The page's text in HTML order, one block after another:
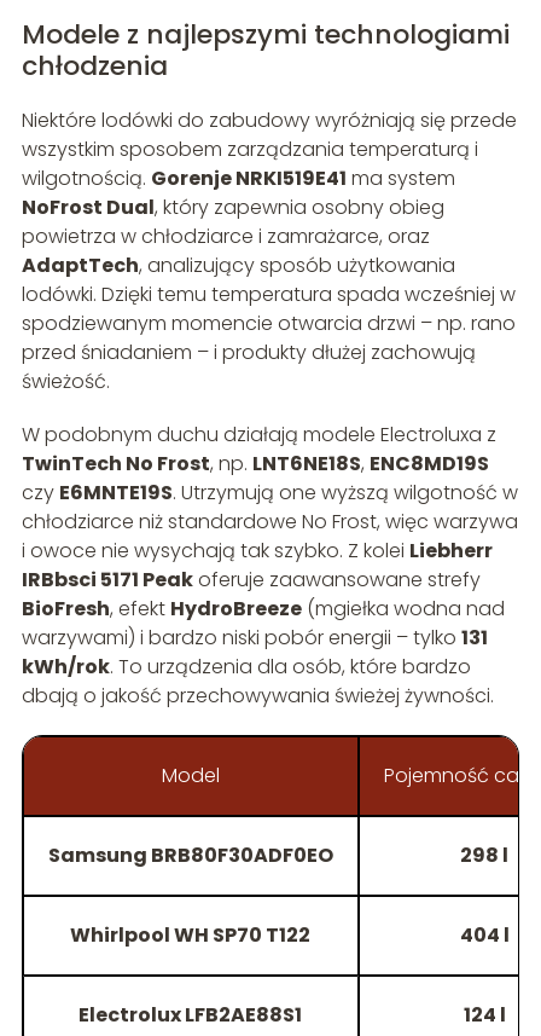
Modele z najlepszymi technologiami
chłodzenia
Niektóre lodówki do zabudowy wyróżniają się przede
wszystkim sposobem zarządzania temperaturą i
wilgotnością. Gorenje NRKI519E41 ma system
NoFrost Dual, który zapewnia osobny obieg
powietrza w chłodziarce i zamrażarce, oraz
AdaptTech, analizujący sposób użytkowania
lodówki. Dzięki temu temperatura spada wcześniej w
spodziewanym momencie otwarcia drzwi – np. rano
przed śniadaniem – i produkty dłużej zachowują
świeżość.
W podobnym duchu działają modele Electroluxa z
TwinTech No Frost, np. LNT6NE18S, ENC8MD19S
czy E6MNTE19S. Utrzymują one wyższą wilgotność w
chłodziarce niż standardowe No Frost, więc warzywa
i owoce nie wysychają tak szybko. Z kolei Liebherr
IRBbsci 5171 Peakoferuje zaawansowane strefy
BioFresh, efekt HydroBreeze(mgiełka wodna nad
warzywami) i bardzo niski pobór energii – tylko 131
kWh/rok. To urządzenia dla osób, które bardzo
dbają o jakość przechowywania świeżej żywności.
Model Pojemność
Samsung BRB80F30ADF0EO 298 l
Whirlpool WH SP70 T122 404 l
Electrolux LFB2AE88S1 124 l